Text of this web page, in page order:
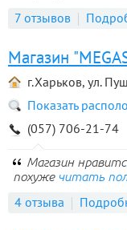
7 отзывов
Магазин
г.Харьков, ул.
Показать
(057) 706-21-74
Магазин
похуже читать
4 отзыва